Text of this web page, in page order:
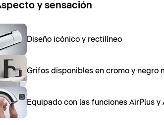
y sensación
Diseño icónico y rectilíneo
Grifos disponibles en cromo y negro
Equipado con las funciones AirPlus